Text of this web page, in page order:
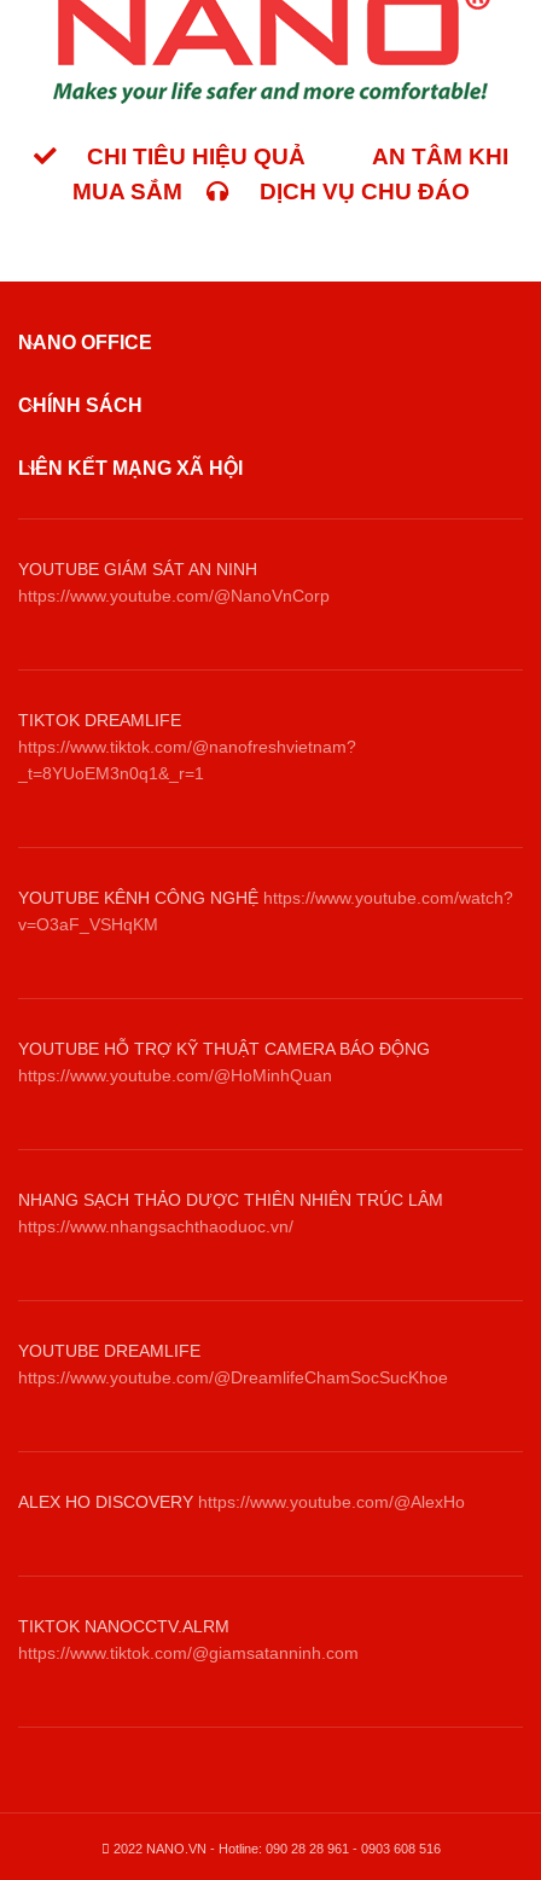
CHI TIÊU HIỆU QUẢ
AN TÂM KHI
MUA SẮM
DỊCH VỤ CHU ĐÁO
NANO OFFICE
CHÍNH SÁCH
LIÊN KẾT MẠNG XÃ HỘI
YOUTUBE GIÁM SÁT AN NINH
https://www.youtube.com/@NanoVnCorp
TIKTOK DREAMLIFE
https://www.tiktok.com/@nanofreshvietnam?
_t=8YUoEM3n0q1&_r=1
YOUTUBE KÊNH CÔNG NGHỆ https://www.youtube.com/watch?
v=O3aF_VSHqKM
YOUTUBE HỖ TRỢ KỸ THUẬT CAMERA BÁO ĐỘNG
https://www.youtube.com/@HoMinhQuan
NHANG SẠCH THẢO DƯỢC THIÊN NHIÊN TRÚC LÂM
https://www.nhangsachthaoduoc.vn/
YOUTUBE DREAMLIFE
https://www.youtube.com/@DreamlifeChamSocSucKhoe
ALEX HO DISCOVERY https://www.youtube.com/@AlexHo
TIKTOK NANOCCTV.ALRM
https://www.tiktok.com/@giamsatanninh.com
2022 NANO.VN - Hotline: 090 28 28 961 - 0903 608 516